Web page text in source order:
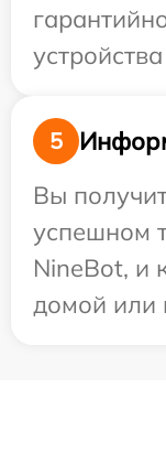
5
Вы
успешном
NineBot, и
домой или